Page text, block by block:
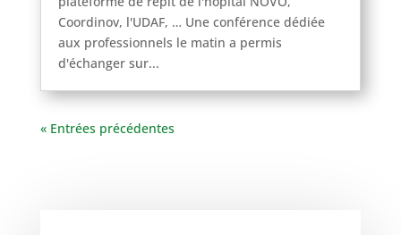
Coordinov, l'UDAF, … Une conférence dédiée
aux professionnels le matin a permis
d'échanger sur...
« Entrées précédentes